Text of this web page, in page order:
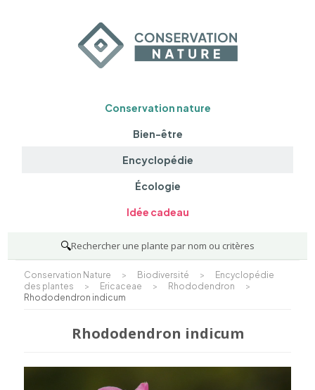
Conservation nature
Bien-être
Encyclopédie
Écologie
Idée cadeau
🔍Rechercher une plante par nom ou critères
Conservation Nature > Biodiversité >
Encyclopédie
des plantes
> Ericaceae > Rhododendron
>
Rhododendron indicum
Rhododendron indicum